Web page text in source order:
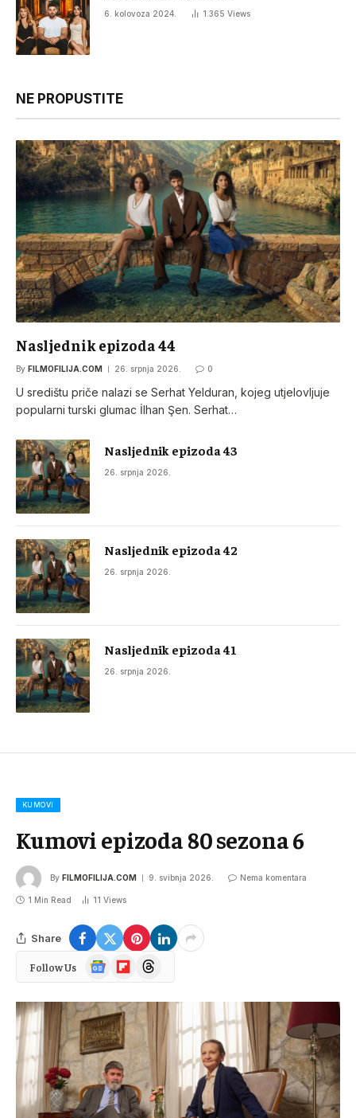
6. kolovoza 2024. 1.365 Views
NE PROPUSTITE
Nasljednik epizoda 44
By FILMOFILIJA.COM 26. srpnja 2026. 0
U središtu priče nalazi se Serhat Yelduran, kojeg utjelovljuje
popularni turski glumac İlhan Şen. Serhat…
Nasljednik epizoda 43
26. srpnja 2026.
Nasljednik epizoda 42
26. srpnja 2026.
Nasljednik epizoda 41
26. srpnja 2026.
KUMOVI
Kumovi epizoda 80 sezona 6
By FILMOFILIJA.COM 9. svibnja 2026. Nema komentara
1 Min Read 11 Views
Share
Follow Us
Google
News
FlipboardThreads